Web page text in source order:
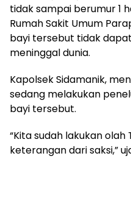
tidak sampai berumur 1
Rumah Sakit Umum
bayi tersebut tidak
meninggal dunia.
Kapolsek Sidamanik,
sedang melakukan
bayi tersebut.
“Kita sudah lakukan
keterangan dari saksi,”